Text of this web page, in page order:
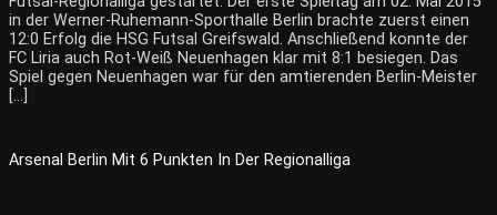
in der Werner-Ruhemann-Sporthalle Berlin brachte zuerst einen
12:0 Erfolg die HSG Futsal Greifswald. Anschließend konnte der
FC Liria auch Rot-Weiß Neuenhagen klar mit 8:1 besiegen. Das
Spiel gegen Neuenhagen war für den amtierenden Berlin-Meister
[…]
Arsenal Berlin Mit 6 Punkten In Der Regionalliga